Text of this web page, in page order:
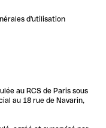
d'utilisation
au RCS de Paris sous
au 18 rue de Navarin,